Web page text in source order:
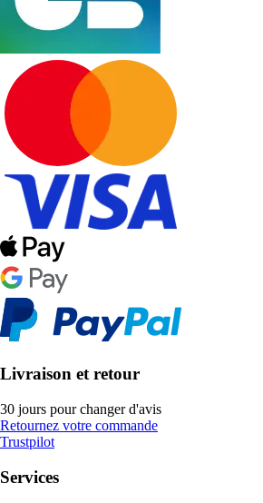
Livraison et retour
30 jours pour changer d'avis
Retournez votre commande
Trustpilot
Services